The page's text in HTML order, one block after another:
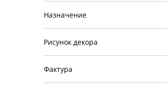
Назначение
Рисунок декора
Фактура